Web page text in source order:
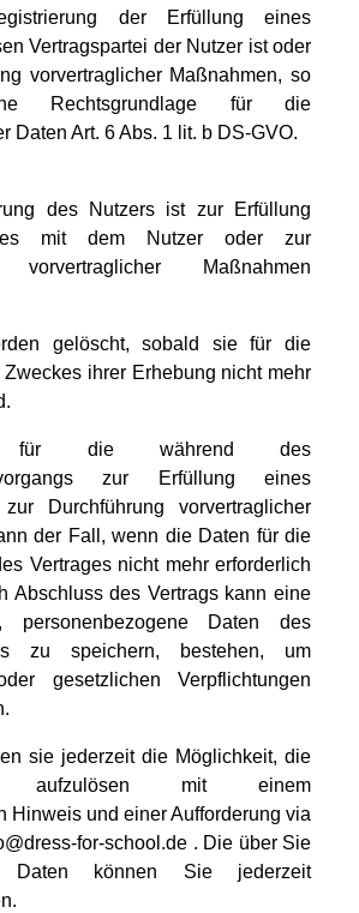
der Erfüllung eines
Vertragspartei der Nutzer ist oder
vorvertraglicher Maßnahmen, so
Rechtsgrundlage für die
Daten Art. 6 Abs. 1 lit. b DS-GVO.
des Nutzers ist zur Erfüllung
mit dem Nutzer oder zur
vorvertraglicher Maßnahmen
gelöscht, sobald sie für die
Zweckes ihrer Erhebung nicht mehr
die während des
zur Erfüllung eines
Durchführung vorvertraglicher
der Fall, wenn die Daten für die
Vertrages nicht mehr erforderlich
Abschluss des Vertrags kann eine
personenbezogene Daten des
zu speichern, bestehen, um
gesetzlichen Verpflichtungen
sie jederzeit die Möglichkeit, die
aufzulösen mit einem
Hinweis und einer Aufforderung via
for-school.de . Die über Sie
Daten können Sie jederzeit